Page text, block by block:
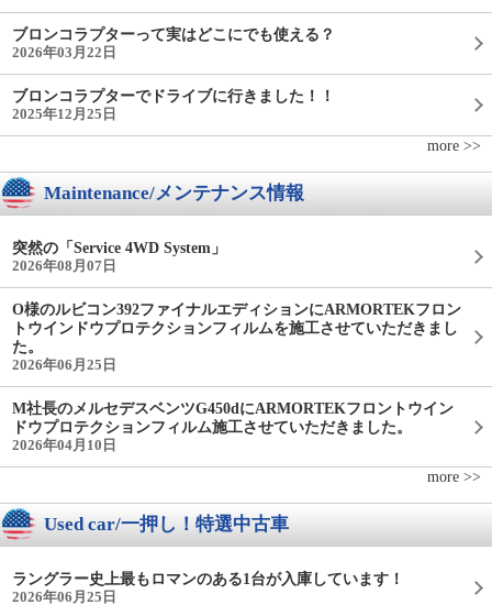
ブロンコラプターって実はどこにでも使える？
2026年03月22日
ブロンコラプターでドライブに行きました！！
2025年12月25日
more >>
Maintenance/メンテナンス情報
突然の「Service 4WD System」
2026年08月07日
O様のルビコン392ファイナルエディションにARMORTEKフロン
トウインドウプロテクションフィルムを施工させていただきまし
た。
2026年06月25日
M社長のメルセデスベンツG450dにARMORTEKフロントウイン
ドウプロテクションフィルム施工させていただきました。
2026年04月10日
more >>
Used car/一押し！特選中古車
ラングラー史上最もロマンのある1台が入庫しています！
2026年06月25日